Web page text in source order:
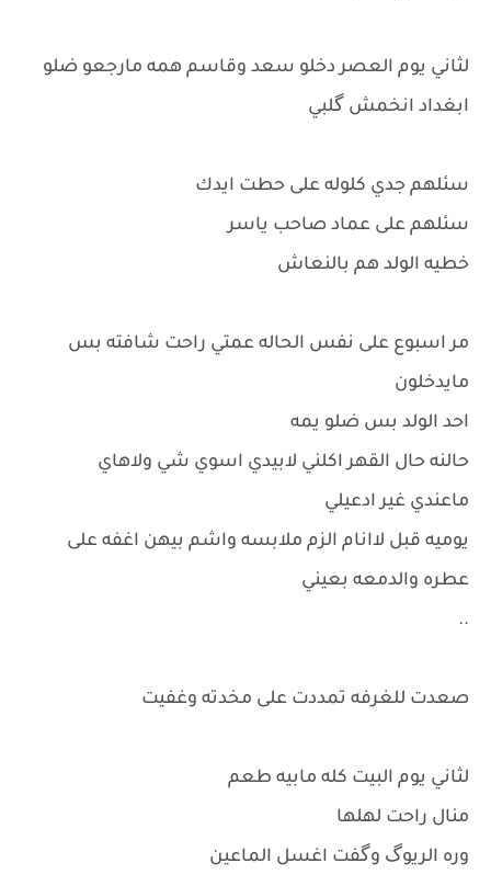
لثاني يوم العصر دخلو سعد وقاسم همه مارجعو ضلو
ابغداد انخمش گلبي
سئلهم جدي كلوله على حطت ايدك
سئلهم على عماد صاحب ياسر
خطيه الولد هم بالنعاش
مر اسبوع على نفس الحاله عمتي راحت شافته بس
مايدخلون
احد الولد بس ضلو يمه
حالنه حال القهر اكلني لابيدي اسوي شي ولاهاي
ماعندي غير ادعيلي
يوميه قبل لاانام الزم ملابسه واشم بيهن اغفه على
عطره والدمعه بعيني
..
صعدت للغرفه تمددت على مخدته وغفيت
لثاني يوم البيت كله مابيه طعم
منال راحت لهلها
وره الريوگ وگفت اغسل الماعين